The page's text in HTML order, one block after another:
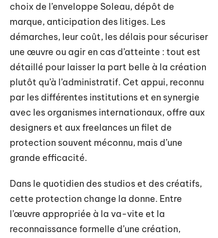
choix de l’enveloppe Soleau, dépôt de
marque, anticipation des litiges. Les
démarches, leur coût, les délais pour sécuriser
une œuvre ou agir en cas d’atteinte : tout est
détaillé pour laisser la part belle à la création
plutôt qu’à l’administratif. Cet appui, reconnu
par les différentes institutions et en synergie
avec les organismes internationaux, offre aux
designers et aux freelances un filet de
protection souvent méconnu, mais d’une
grande efficacité.
Dans le quotidien des studios et des créatifs,
cette protection change la donne. Entre
l’œuvre appropriée à la va-vite et la
reconnaissance formelle d’une création,